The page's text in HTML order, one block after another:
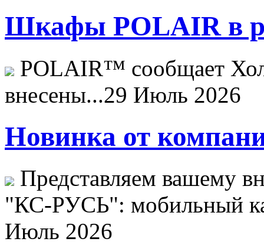
Шкафы POLAIR в
POLAIR™ сообщает
внесены...29 Июль 2026
Новинка от
Представляем вашему
"КС-РУСЬ": мобильный
Июль 2026